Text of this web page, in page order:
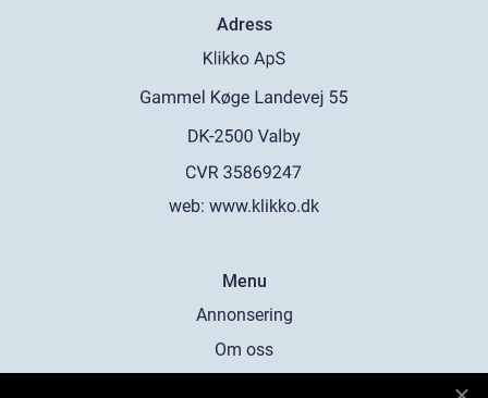
Adress
web: www.klikko.dk
Menu
Annonsering
Om oss